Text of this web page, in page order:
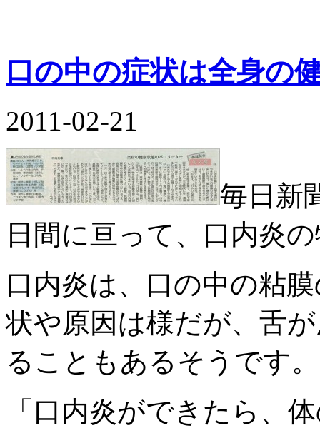
口の中の症状は全身の
2011-02-21
毎日新
日間に亘って、口内炎
口内炎は、口の中の粘
状や原因は様だが、舌
ることもあるそうです。
「口内炎ができたら、